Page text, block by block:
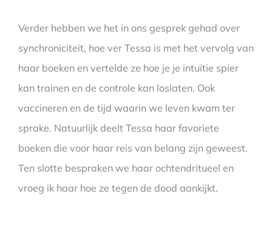
Verder hebben we het in ons gesprek gehad over
synchroniciteit, hoe ver Tessa is met het vervolg van
haar boeken en vertelde ze hoe je je intuïtie spier
kan trainen en de controle kan loslaten. Ook
vaccineren en de tijd waarin we leven kwam ter
sprake. Natuurlijk deelt Tessa haar favoriete
boeken die voor haar reis van belang zijn geweest.
Ten slotte bespraken we haar ochtendritueel en
vroeg ik haar hoe ze tegen de dood aankijkt.